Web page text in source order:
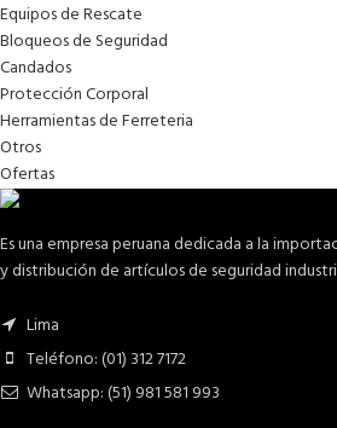
Equipos de Rescate
Bloqueos de Seguridad
Candados
Protección Corporal
Herramientas de Ferreteria
Otros
Ofertas
Es una empresa peruana dedicada a la
y distribución de artículos de seguridad
Lima
Teléfono: (01) 312 7172
Whatsapp: (51) 981 581 993